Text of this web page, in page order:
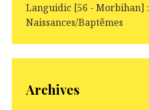
Languidic [56 - Morbihan] :
Naissances/Baptêmes
Archives